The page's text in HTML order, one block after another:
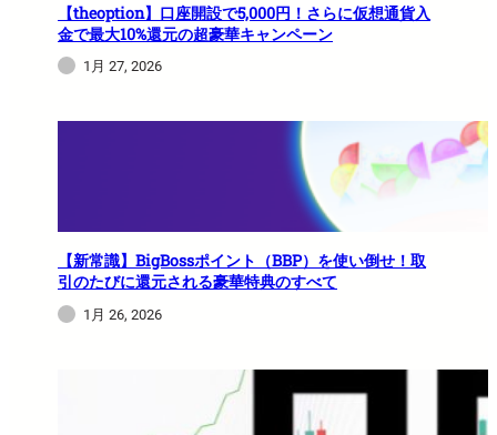
【theoption】口座開設で5,000円！さらに仮想通貨入
金で最大10%還元の超豪華キャンペーン
1月 27, 2026
【新常識】BigBossポイント（BBP）を使い倒せ！取
引のたびに還元される豪華特典のすべて
1月 26, 2026